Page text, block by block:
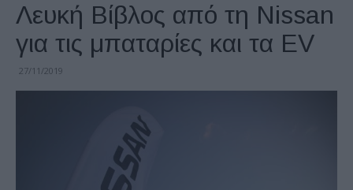
Λευκή Βίβλος από τη Nissan
για τις μπαταρίες και τα EV
27/11/2019